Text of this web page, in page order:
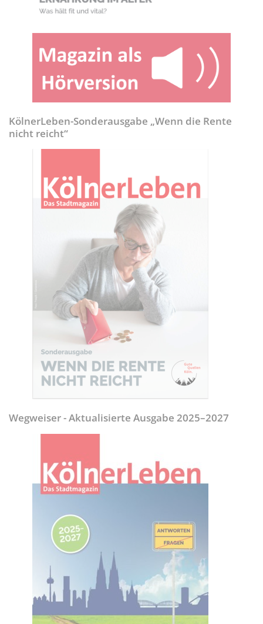
KölnerLeben-Sonderausgabe „Wenn die Rente
nicht reicht“
Wegweiser - Aktualisierte Ausgabe 2025–2027